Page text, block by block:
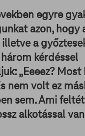
egyre
azon, hogy
a
kérdéssel
„Eeeez?
nem volt ez
sem. Ami
alkotással